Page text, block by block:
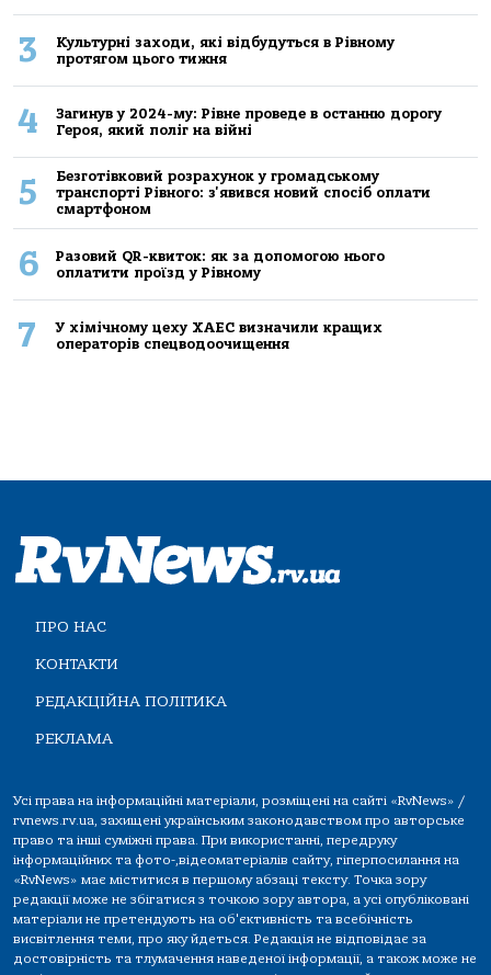
3
Культурні заходи, які відбудуться в Рівному
протягом цього тижня
4
Загинув у 2024-му: Рівне проведе в останню дорогу
Героя, який поліг на війні
5
Безготівковий розрахунок у громадському
транспорті Рівного: з'явився новий спосіб оплати
смартфоном
6
Разовий QR-квиток: як за допомогою нього
оплатити проїзд у Рівному
7
У хімічному цеху ХАЕС визначили кращих
операторів спецводоочищення
ПРО НАС
КОНТАКТИ
РЕДАКЦІЙНА ПОЛІТИКА
РЕКЛАМА
Усі права на інформаційні матеріали, розміщені на сайті «RvNews» /
rvnews.rv.ua, захищені українським законодавством про авторське
право та інші суміжні права. При використанні, передруку
інформаційних та фото-,відеоматеріалів сайту, гіперпосилання на
«RvNews» має міститися в першому абзаці тексту. Точка зору
редакції може не збігатися з точкою зору автора, а усі опубліковані
матеріали не претендують на об'єктивність та всебічність
висвітлення теми, про яку йдеться. Редакція не відповідає за
достовірність та тлумачення наведеної інформації, а також може не